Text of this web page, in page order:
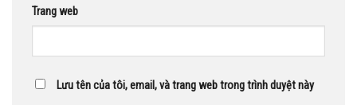
Trang web
Lưu tên của tôi, email, và trang web trong trình duyệt này